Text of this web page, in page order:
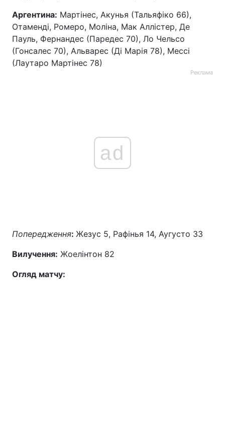
Аргентина: Мартінес, Акунья (Тальяфіко 66),
Отаменді, Ромеро, Моліна, Мак Аллістер, Де
Пауль, Фернандес (Паредес 70), Ло Чельсо
(Гонсалес 70), Альварес (Ді Марія 78), Мессі
(Лаутаро Мартінес 78)
Реклама
ad
Попередження: Жезус 5, Рафінья 14, Аугусто 33
Вилучення: Жоелінтон 82
Огляд матчу: